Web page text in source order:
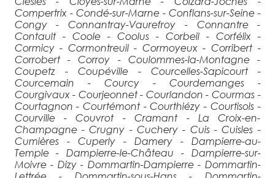
Compertrix - Condé-sur-Marne - Conflans-sur-Seine -
Congy - Connantray-Vaurefroy - Connantre -
Contault - Coole - Coolus - Corbeil - Corfélix -
Cormicy - Cormontreuil - Cormoyeux - Corribert -
Corrobert - Corroy - Coulommes-la-Montagne -
Coupetz - Coupéville - Courcelles-Sapicourt -
Courcemain - Courcy - Courdemanges -
Courgivaux - Courjeonnet - Courlandon - Courmas -
Courtagnon - Courtémont - Courthiézy - Courtisols -
Courville - Couvrot - Cramant - La Croix-en-
Champagne - Crugny - Cuchery - Cuis - Cuisles -
Cumières - Cuperly - Damery - Dampierre-au-
Temple - Dampierre-le-Château - Dampierre-sur-
Moivre - Dizy - Dommartin-Dampierre - Dommartin-